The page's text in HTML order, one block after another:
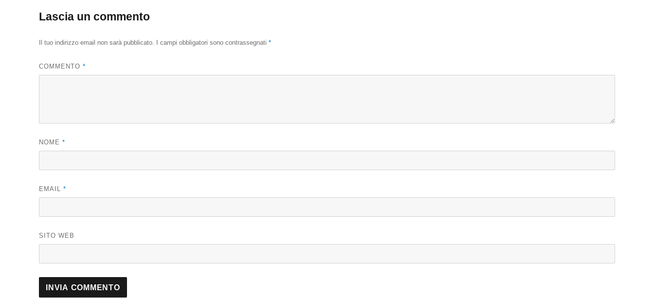
Lascia un commento
Il tuo indirizzo email non sarà pubblicato. I campi obbligatori sono contrassegnati*
COMMENTO*
NOME*
EMAIL*
SITO WEB